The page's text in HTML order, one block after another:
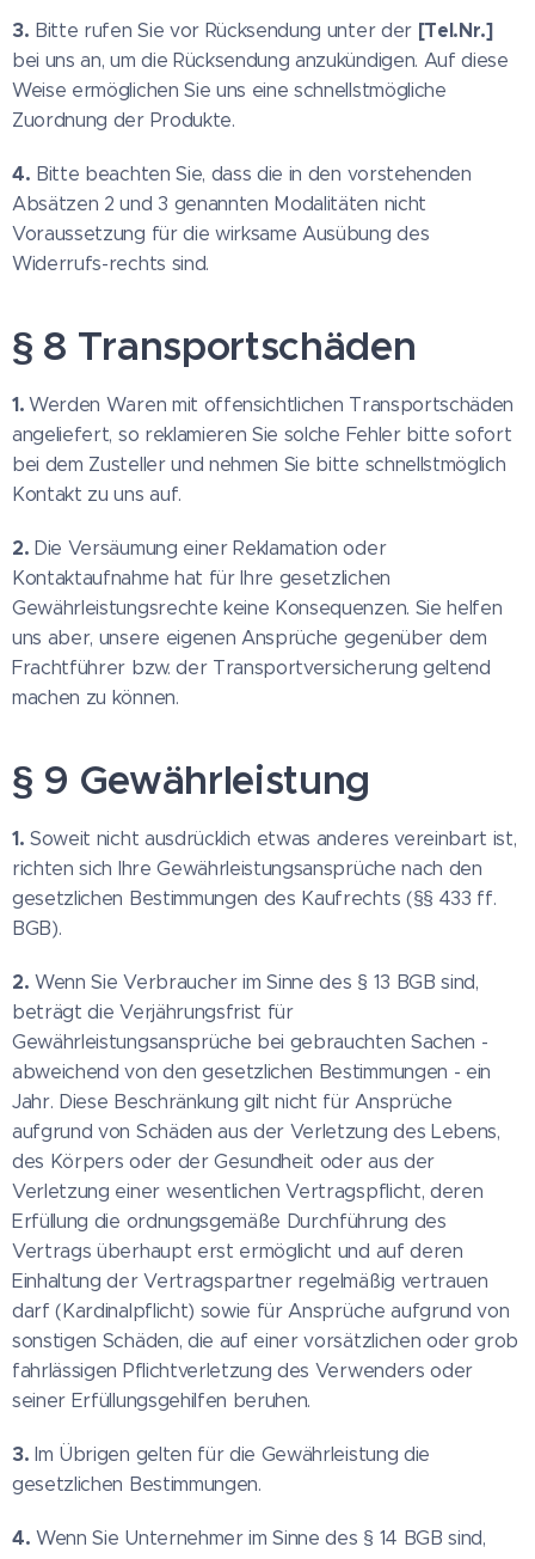
3. Bitte rufen Sie vor Rücksendung unter der [Tel.Nr.]
bei uns an, um die Rücksendung anzukündigen. Auf diese
Weise ermöglichen Sie uns eine schnellstmögliche
Zuordnung der Produkte.
4. Bitte beachten Sie, dass die in den vorstehenden
Absätzen 2 und 3 genannten Modalitäten nicht
Voraussetzung für die wirksame Ausübung des
Widerrufs-rechts sind.
§ 8 Transportschäden
1.Werden Waren mit offensichtlichen Transportschäden
angeliefert, so reklamieren Sie solche Fehler bitte sofort
bei dem Zusteller und nehmen Sie bitte schnellstmöglich
Kontakt zu uns auf.
2. Die Versäumung einer Reklamation oder
Kontaktaufnahme hat für Ihre gesetzlichen
Gewährleistungsrechte keine Konsequenzen. Sie helfen
uns aber, unsere eigenen Ansprüche gegenüber dem
Frachtführer bzw. der Transportversicherung geltend
machen zu können.
§ 9 Gewährleistung
1. Soweit nicht ausdrücklich etwas anderes vereinbart ist,
richten sich Ihre Gewährleistungsansprüche nach den
gesetzlichen Bestimmungen des Kaufrechts (§§ 433 ff.
BGB).
2. Wenn Sie Verbraucher im Sinne des § 13 BGB sind,
beträgt die Verjährungsfrist für
Gewährleistungsansprüche bei gebrauchten Sachen -
abweichend von den gesetzlichen Bestimmungen - ein
Jahr. Diese Beschränkung gilt nicht für Ansprüche
aufgrund von Schäden aus der Verletzung des Lebens,
des Körpers oder der Gesundheit oder aus der
Verletzung einer wesentlichen Vertragspflicht, deren
Erfüllung die ordnungsgemäße Durchführung des
Vertrags überhaupt erst ermöglicht und auf deren
Einhaltung der Vertragspartner regelmäßig vertrauen
darf (Kardinalpflicht) sowie für Ansprüche aufgrund von
sonstigen Schäden, die auf einer vorsätzlichen oder grob
fahrlässigen Pflichtverletzung des Verwenders oder
seiner Erfüllungsgehilfen beruhen.
3. Im Übrigen gelten für die Gewährleistung die
gesetzlichen Bestimmungen.
4. Wenn Sie Unternehmer im Sinne des § 14 BGB sind,